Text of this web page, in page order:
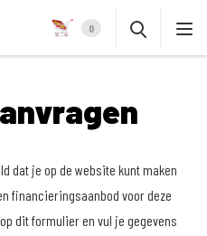
0
dat je op de website kunt maken
financieringsaanbod voor deze
dit formulier en vul je gegevens